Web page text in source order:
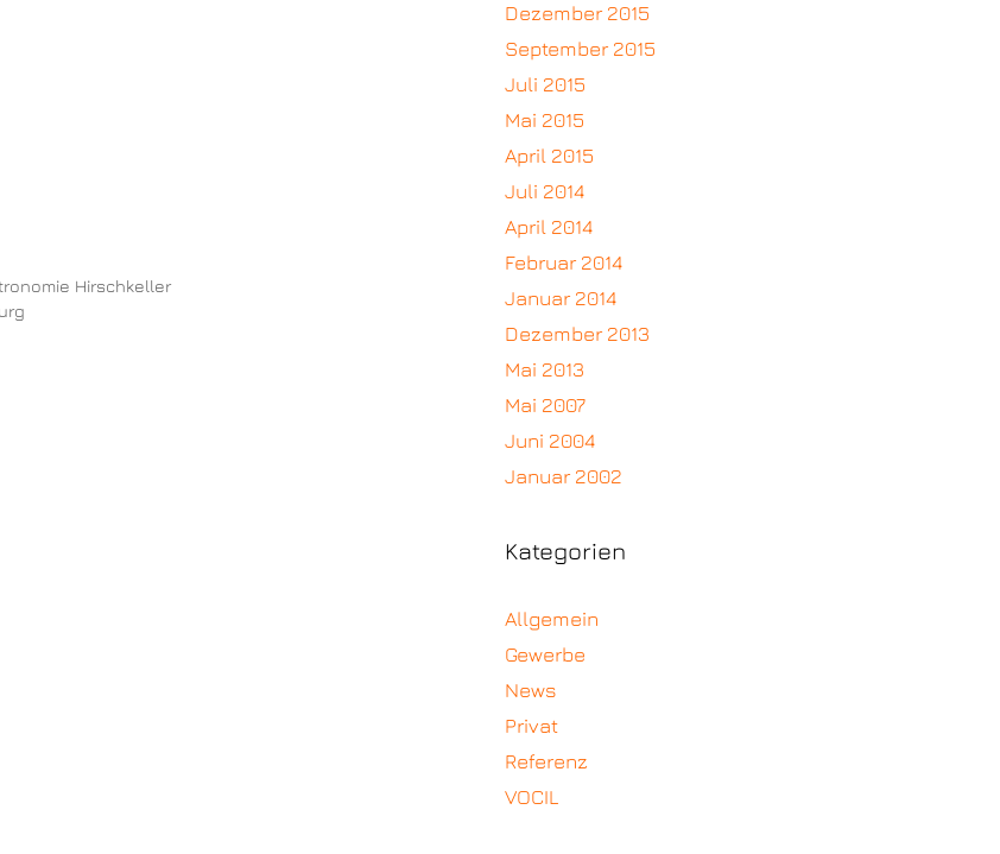
Hirschkeller
Dezember 2015
September 2015
Juli 2015
Mai 2015
April 2015
Juli 2014
April 2014
Februar 2014
Januar 2014
Dezember 2013
Mai 2013
Mai 2007
Juni 2004
Januar 2002
Kategorien
Allgemein
Gewerbe
News
Privat
Referenz
VOCIL